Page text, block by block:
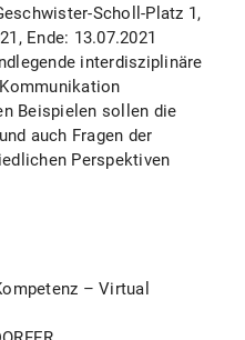
Scholl-Platz 1,
Ende: 13.07.2021
interdisziplinäre
Beispielen sollen die
auch Fragen der
Perspektiven
– Virtual